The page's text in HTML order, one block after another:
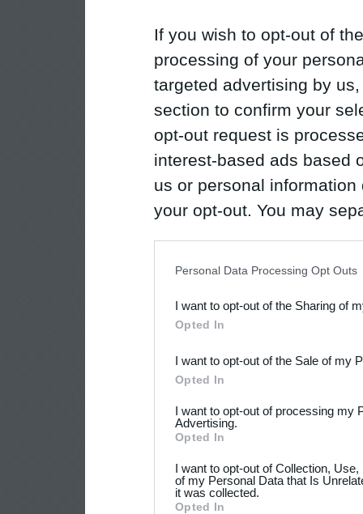
If you wish to opt-out of
processing of your
targeted advertising by
section to confirm your
opt-out request is
interest-based ads based
us or personal
your opt-out. You may
Downstream Participants
third parties.
Personal Data Processing Opt Outs
I want to opt-out of the Sharing of
Opted In
I want to opt-out of the Sale of my
Opted In
I want to opt-out of processing my
Advertising.
Opted In
I want to opt-out of Collection,
of my Personal Data that Is
it was collected.
Opted In